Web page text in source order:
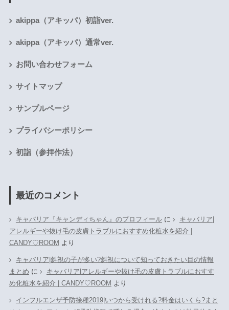
akippa（アキッパ）初詣ver.
akippa（アキッパ）通常ver.
お問い合わせフォーム
サイトマップ
サンプルページ
プライバシーポリシー
初詣（参拝作法）
最近のコメント
キャバリア『キャンディちゃん』のプロフィールに
キャバリア|
アレルギーや抜け毛の皮膚トラブルにおすすめ化粧水を紹介 |
CANDY♡ROOM より
キャバリア|斜視の子が多い?斜視について知っておきたい目の情報
まとめ に
キャバリア|アレルギーや抜け毛の皮膚トラブルにおすす
め化粧水を紹介 | CANDY♡ROOM より
インフルエンザ予防接種2019|いつから受けれる?料金はいくら?まと